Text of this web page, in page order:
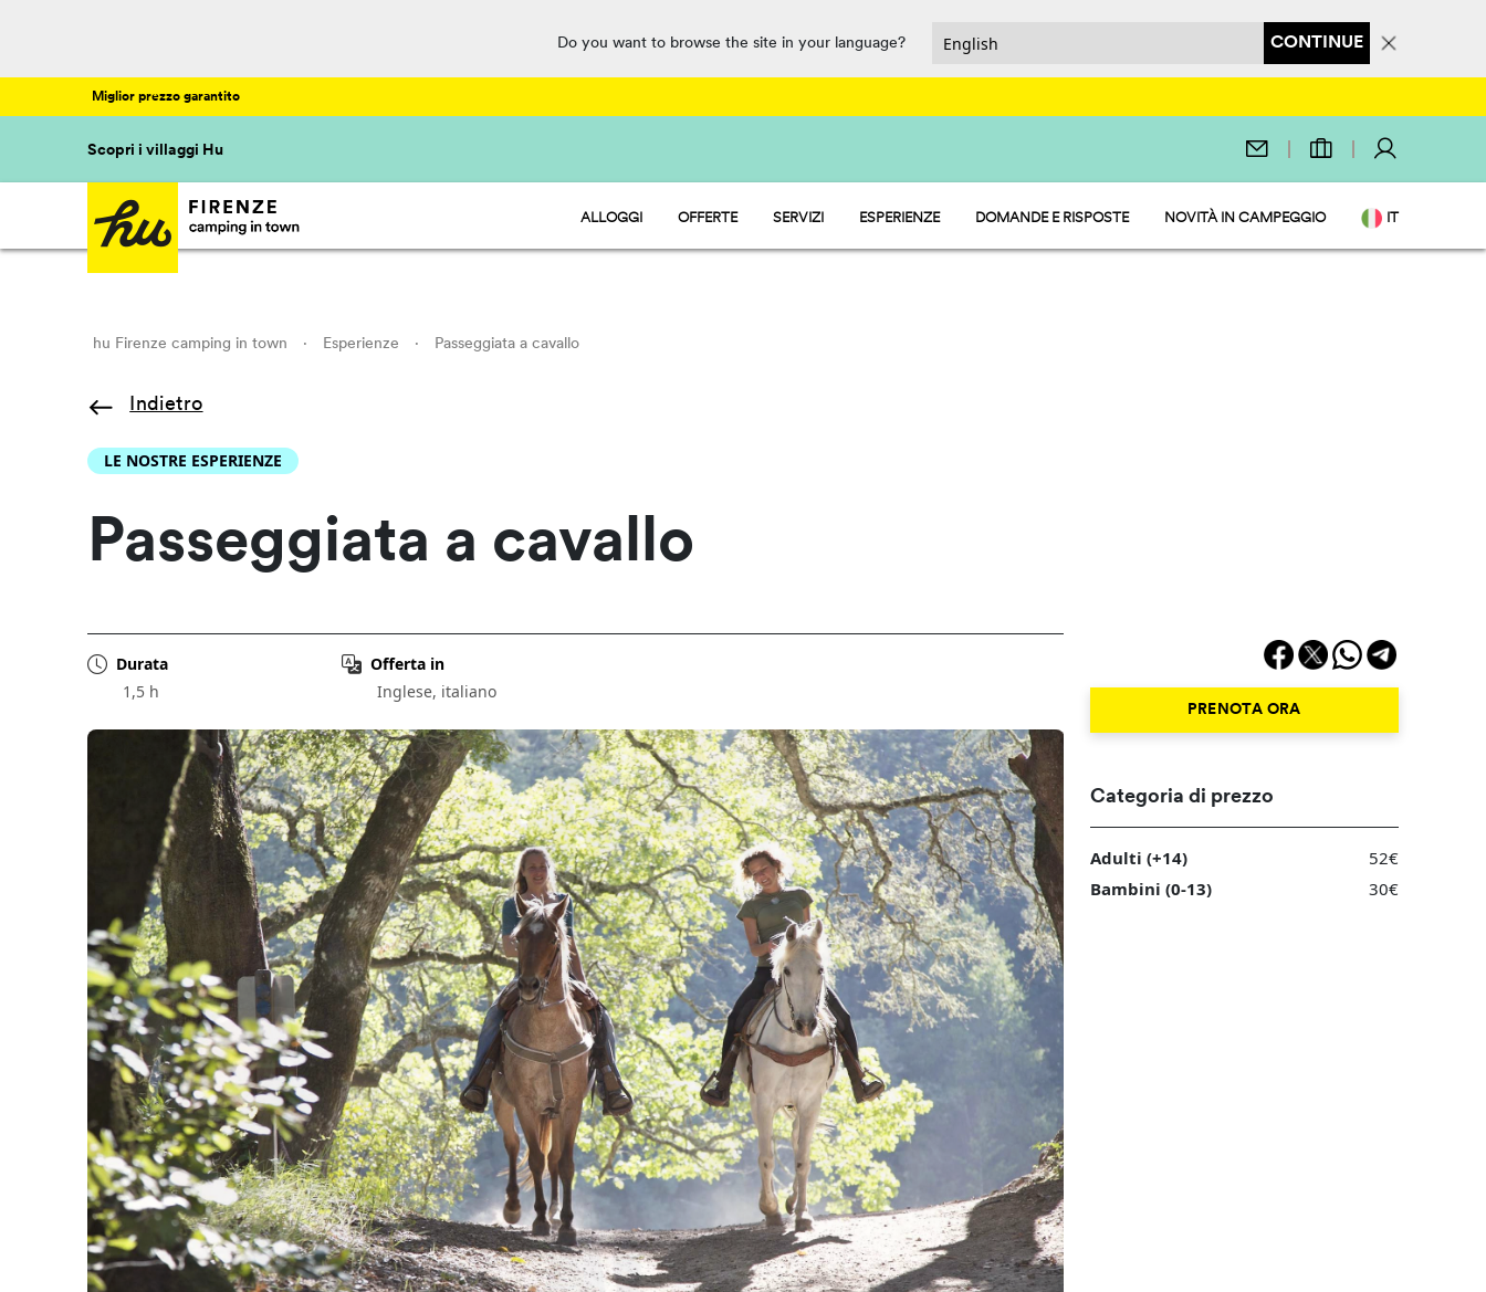
Do you want to browse the site in your language? CONTINUE
Miglior prezzo garantito
Scopri i villaggi Hu
ALLOGGI
HU CAMP - PIAZZOLE
OFFERTE SERVIZI
RISTORAZIONE, MARKET E PUNTO SERVIZI
ESPERIENZE DOMANDE E RISPOSTE NOVITÀ IN CAMPEGGIO IT
DE
hu Firenze camping in town · Esperienze · Passeggiata a cavallo
Indietro
LE NOSTRE ESPERIENZE
Passeggiata a cavallo
Durata
1,5 h
Offerta in
Inglese, italiano
PRENOTA ORA
Categoria di prezzo
Adulti (+14)
52€
Bambini (0-13)
30€